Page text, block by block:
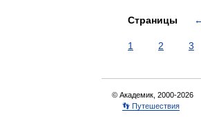
Страницы
1 2 3
© Академик, 2000-2026
👣 Путешествия